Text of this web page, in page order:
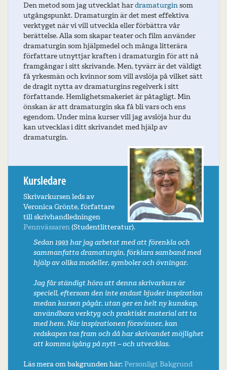
Den metod som jag utvecklat hardramaturginsom
utgångspunkt. Dramaturgin är det mest effektiva
verktyget när vi vill utveckla eller förbättra vår
berättelse. Alla som skapar teater och film använder
dramaturgin som hjälpmedel och många litterära
författare utnyttjar kraften i dramaturgin för att nå
framgångar i sitt skrivande. Men, tyvärr är det väldigt
få yrkesmän och kvinnor som vill avslöja på vilket sätt
de dragit nytta av dramaturgins regelverk i sitt
författande. Hemlighetsmakeriet är påtagligt. Min
önskan är att dramaturgin ska få bli vars och ens
egendom. Under mina kurser vill jag avslöja hur du
kan utvecklas i ditt skrivandet med hjälp av
dramaturgin.
Kursledare
Skrivarkursen leds av
Veronica Grönte, författare
till skrivhandledningen
Pennvässaren(Studentlitteratur).
Sedan 1993 har jag arbetat med att förenkla och
sammanfatta dramaturgin, förklara samband med
hjälp av olika modeller, symboler och övningar.
Jag får ständigt höra att denna skrivarkurs är
speciell, eftersom den inte endast bjuder inspiration
medan kursen pågår, utan ger en helt ny kunskap,
användbara verktyg och praktiskt material att ta
med hem. När inspirationen försvinner, kan
redskapen tas fram och då har skrivandet möjlighet
att komma igång på nytt – och utvecklas.
Läs mera om bakgrunden här: Personligt Bakgrund